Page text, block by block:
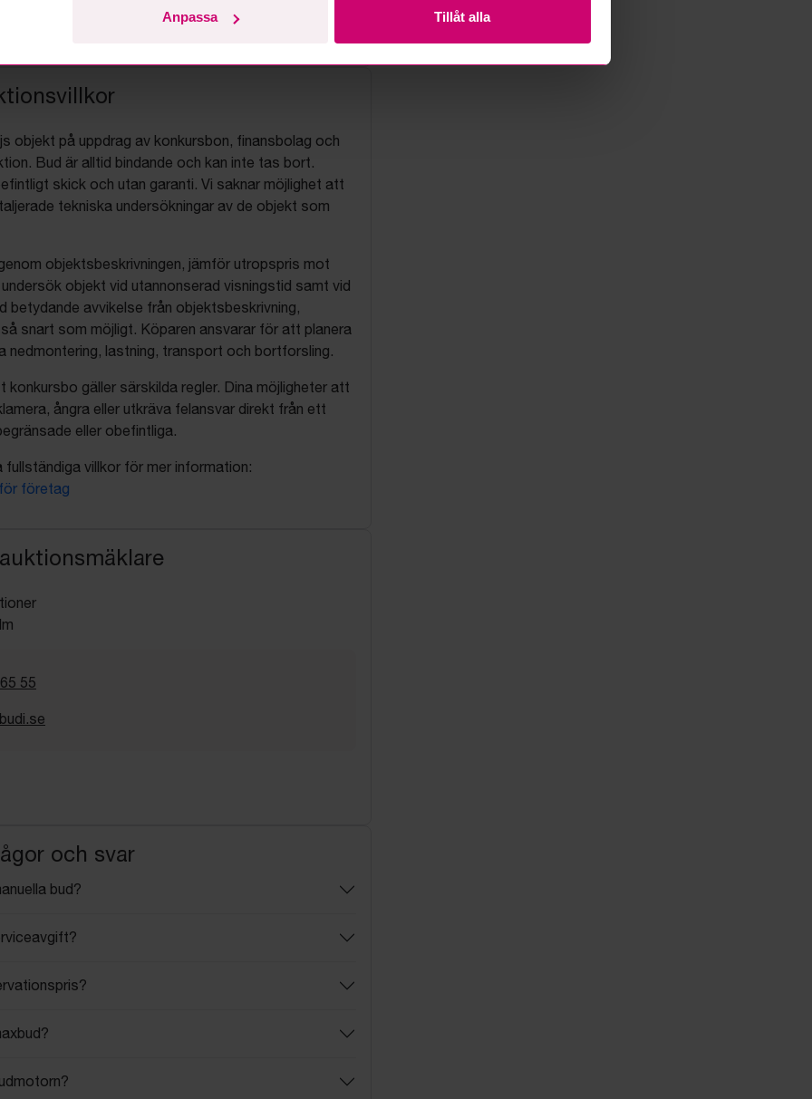
Anpassa Tillåt alla
objekt på uppdrag av konkursbon, finansbolag och
Bud är alltid bindande och kan inte tas bort.
skick och utan garanti. Vi saknar möjlighet att
tekniska undersökningar av de objekt som
objektsbeskrivningen, jämför utropspris mot
undersök objekt vid utannonserad visningstid samt vid
betydande avvikelse från objektsbeskrivning,
snart som möjligt. Köparen ansvarar för att planera
nedmontering, lastning, transport och bortforsling.
konkursbo gäller särskilda regler. Dina möjligheter att
ångra eller utkräva felansvar direkt från ett
eller obefintliga.
fullständiga villkor för mer information:
företag
55
och svar
bud?